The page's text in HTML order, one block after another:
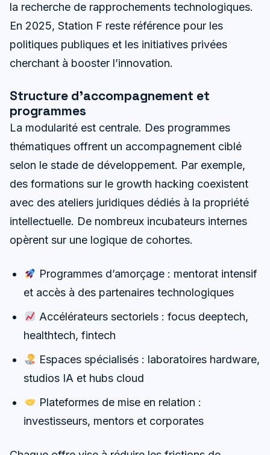
la recherche de rapprochements technologiques.
En 2025, Station F reste référence pour les
politiques publiques et les initiatives privées
cherchant à booster l’innovation.
Structure d’accompagnement et
programmes
La modularité est centrale. Des programmes
thématiques offrent un accompagnement ciblé
selon le stade de développement. Par exemple,
des formations sur le growth hacking coexistent
avec des ateliers juridiques dédiés à la propriété
intellectuelle. De nombreux incubateurs internes
opèrent sur une logique de cohortes.
Programmes d’amorçage : mentorat intensif
et accès à des partenaires technologiques
Accélérateurs sectoriels : focus deeptech,
healthtech, fintech
Espaces spécialisés : laboratoires hardware,
studios IA et hubs cloud
Plateformes de mise en relation :
investisseurs, mentors et corporates